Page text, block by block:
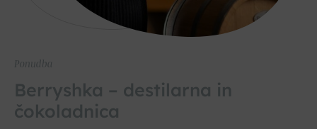
Ponudba
Berryshka – destilarna in
čokoladnica